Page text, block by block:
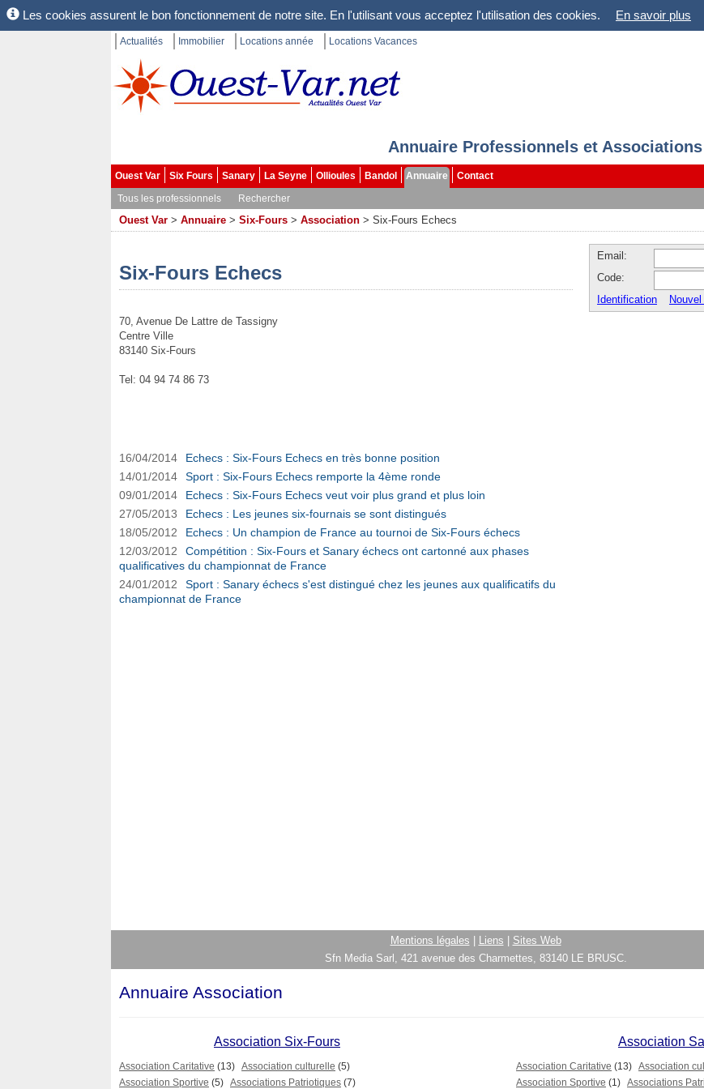
Les cookies assurent le bon fonctionnement de notre site. En l'utilisant vous acceptez l'utilisation des cookies. En savoir plus
Actualités Immobilier Locations année Locations Vacances
Annuaire Professionnels et
Ouest Var Six Fours Sanary La Seyne Ollioules Bandol Annuaire
Contact
Tous les professionnels
Rechercher
Ouest Var > Annuaire > Six-Fours > Association > Six-Fours Echecs
Six-Fours Echecs
70, Avenue De Lattre de Tassigny
Centre Ville
83140 Six-Fours
Tel: 04 94 74 86 73
16/04/2014
Echecs : Six-Fours Echecs en très bonne position
14/01/2014
Sport : Six-Fours Echecs remporte la 4ème ronde
09/01/2014
Echecs : Six-Fours Echecs veut voir plus grand et plus loin
27/05/2013
Echecs : Les jeunes six-fournais se sont distingués
18/05/2012
Echecs : Un champion de France au tournoi de Six-Fours échecs
12/03/2012
Compétition : Six-Fours et Sanary échecs ont cartonné aux phases
qualificatives du championnat de France
24/01/2012
Sport : Sanary échecs s'est distingué chez les jeunes aux qualificatifs du
championnat de France
Email:
Code:
Identification
Mentions légales Liens
Sites Web
Sfn Media Sarl, 421 avenue des Charmettes, 83140 LE BRUSC.
Annuaire Association
Association Six-Fours
Association Caritative (13) Association culturelle (5)
Association Sportive (5) Associations Patriotiques (7)
Association
Association Caritative (13) Association
Association Sportive (1) Associations